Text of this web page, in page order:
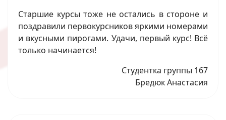
Старшие курсы тоже не остались в стороне и
поздравили первокурсников яркими номерами
и вкусными пирогами. Удачи, первый курс! Всё
только начинается!
Студентка группы 167
Бредюк Анастасия